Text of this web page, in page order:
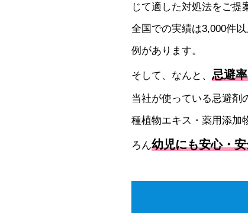
じて適した対処法をご提
全国での実績は3,000件以
例があります。
そして、なんと、 忌避
当社が使っている忌避剤
種植物エキス・薬用添加
ろん幼児にも安心・